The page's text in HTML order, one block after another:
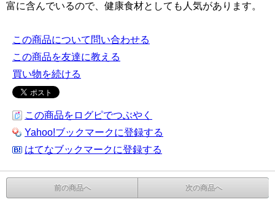
富に含んでいるので、健康食材としても人気があります。
この商品について問い合わせる
この商品を友達に教える
買い物を続ける
この商品をログピでつぶやく
Yahoo!ブックマークに登録する
はてなブックマークに登録する
前の商品へ 次の商品へ